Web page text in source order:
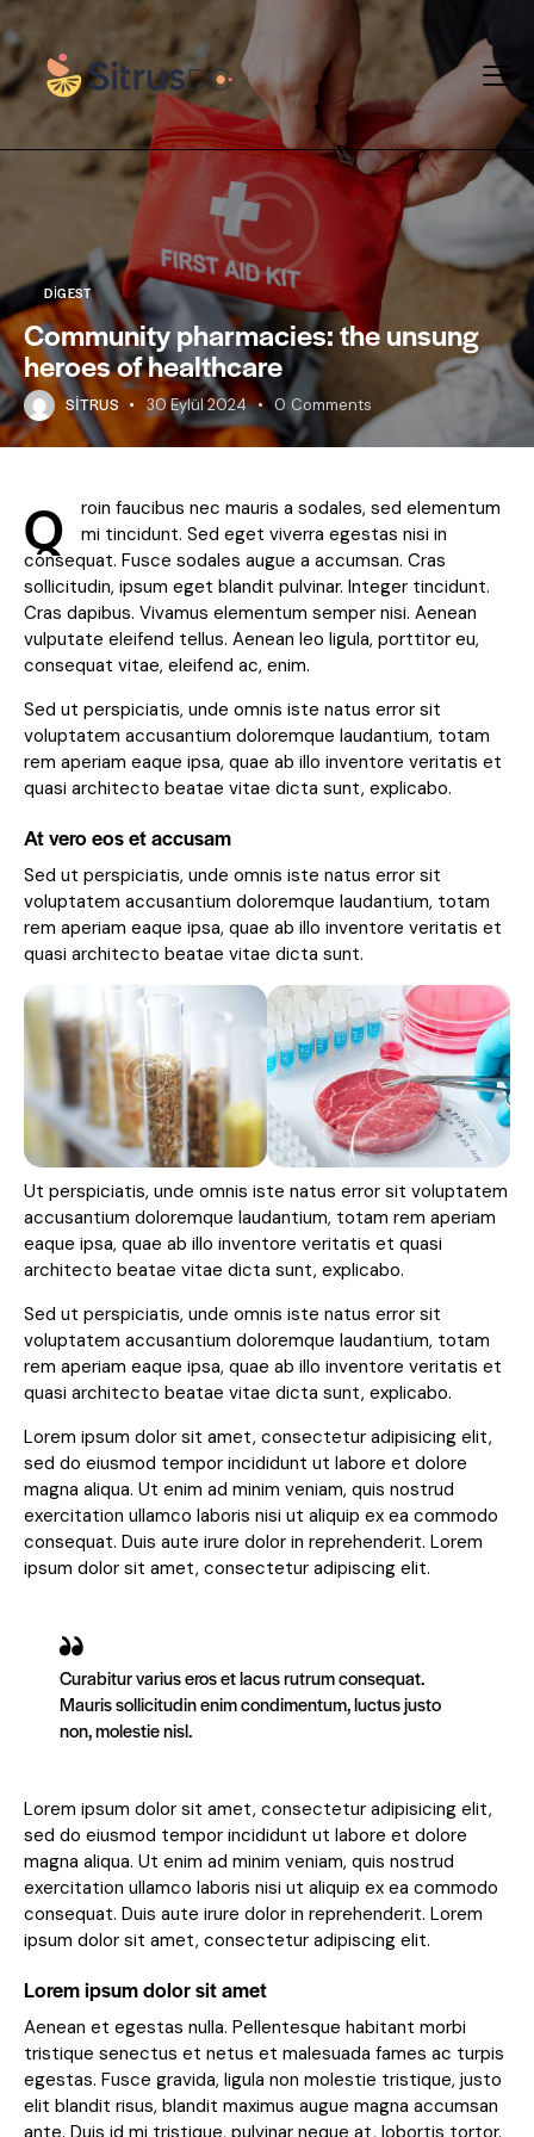
DIGEST
Community pharmacies: the unsung
heroes of healthcare
SITRUS 30 Eylül 2024 0 Comments
Q
roin faucibus nec mauris a sodales, sed elementum
mi tincidunt. Sed eget viverra egestas nisi in
consequat. Fusce sodales augue a accumsan. Cras
sollicitudin, ipsum eget blandit pulvinar. Integer tincidunt.
Cras dapibus. Vivamus elementum semper nisi. Aenean
vulputate eleifend tellus. Aenean leo ligula, porttitor eu,
consequat vitae, eleifend ac, enim.
Sed ut perspiciatis, unde omnis iste natus error sit
voluptatem accusantium doloremque laudantium, totam
rem aperiam eaque ipsa, quae ab illo inventore veritatis et
quasi architecto beatae vitae dicta sunt, explicabo.
At vero eos et accusam
Sed ut perspiciatis, unde omnis iste natus error sit
voluptatem accusantium doloremque laudantium, totam
rem aperiam eaque ipsa, quae ab illo inventore veritatis et
quasi architecto beatae vitae dicta sunt.
Ut perspiciatis, unde omnis iste natus error sit voluptatem
accusantium doloremque laudantium, totam rem aperiam
eaque ipsa, quae ab illo inventore veritatis et quasi
architecto beatae vitae dicta sunt, explicabo.
Sed ut perspiciatis, unde omnis iste natus error sit
voluptatem accusantium doloremque laudantium, totam
rem aperiam eaque ipsa, quae ab illo inventore veritatis et
quasi architecto beatae vitae dicta sunt, explicabo.
Lorem ipsum dolor sit amet, consectetur adipisicing elit,
sed do eiusmod tempor incididunt ut labore et dolore
magna aliqua. Ut enim ad minim veniam, quis nostrud
exercitation ullamco laboris nisi ut aliquip ex ea commodo
consequat. Duis aute irure dolor in reprehenderit. Lorem
ipsum dolor sit amet, consectetur adipiscing elit.
Curabitur varius eros et lacus rutrum consequat.
Mauris sollicitudin enim condimentum, luctus justo
non, molestie nisl.
Lorem ipsum dolor sit amet, consectetur adipisicing elit,
sed do eiusmod tempor incididunt ut labore et dolore
magna aliqua. Ut enim ad minim veniam, quis nostrud
exercitation ullamco laboris nisi ut aliquip ex ea commodo
consequat. Duis aute irure dolor in reprehenderit. Lorem
ipsum dolor sit amet, consectetur adipiscing elit.
Lorem ipsum dolor sit amet
Aenean et egestas nulla. Pellentesque habitant morbi
tristique senectus et netus et malesuada fames ac turpis
egestas. Fusce gravida, ligula non molestie tristique, justo
elit blandit risus, blandit maximus augue magna accumsan
ante. Duis id mi tristique, pulvinar neque at, lobortis tortor.